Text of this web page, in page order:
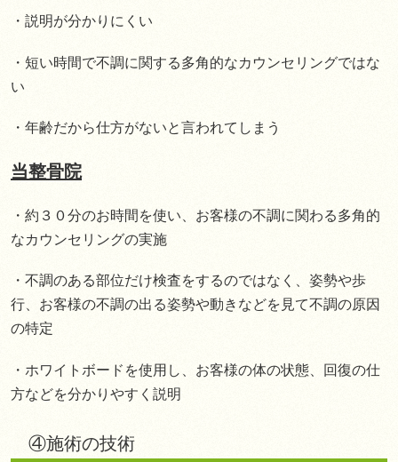
・説明が分かりにくい
・短い時間で不調に関する多角的なカウンセリングではな
い
・年齢だから仕方がないと言われてしまう
当整骨院
・約３０分のお時間を使い、お客様の不調に関わる多角的
なカウンセリングの実施
・不調のある部位だけ検査をするのではなく、姿勢や歩
行、お客様の不調の出る姿勢や動きなどを見て不調の原因
の特定
・ホワイトボードを使用し、お客様の体の状態、回復の仕
方などを分かりやすく説明
④施術の技術